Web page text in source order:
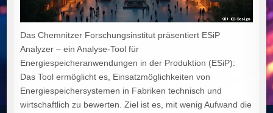
Das Chemnitzer Forschungsinstitut präsentiert ESiP
Analyzer – ein Analyse-Tool für
Energiespeicheranwendungen in der Produktion (ESiP):
Das Tool ermöglicht es, Einsatzmöglichkeiten von
Energiespeichersystemen in Fabriken technisch und
wirtschaftlich zu bewerten. Ziel ist es, mit wenig Aufwand die